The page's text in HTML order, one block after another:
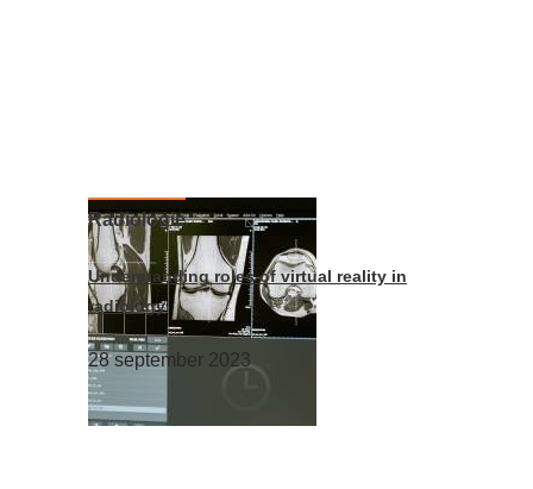
Radiologie
Understanding roles of virtual reality in
radiology
28 september 2023